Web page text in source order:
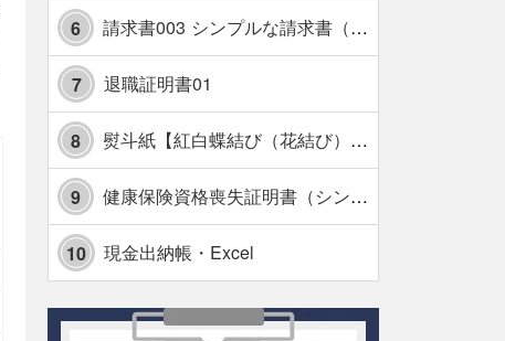
6 請求書003 シンプルな請求書（消費税10％対応）
7 退職証明書01
8 熨斗紙【紅白蝶結び（花結び）・水引7本】・Excel
9 健康保険資格喪失証明書（シンプル表形式版）・Excel【見本付き】
10 現金出納帳・Excel